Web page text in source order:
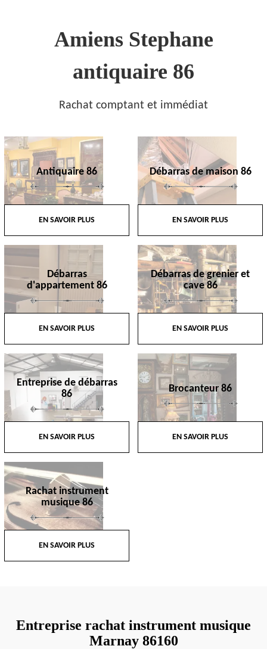
Amiens Stephane
antiquaire 86
Rachat comptant et immédiat
Antiquaire 86
EN SAVOIR PLUS
Débarras de maison 86
EN SAVOIR PLUS
Débarras
d'appartement 86
EN SAVOIR PLUS
Débarras de grenier et
cave 86
EN SAVOIR PLUS
Entreprise de débarras
86
EN SAVOIR PLUS
Brocanteur 86
EN SAVOIR PLUS
Rachat instrument
musique 86
EN SAVOIR PLUS
Entreprise rachat instrument musique
Marnay 86160